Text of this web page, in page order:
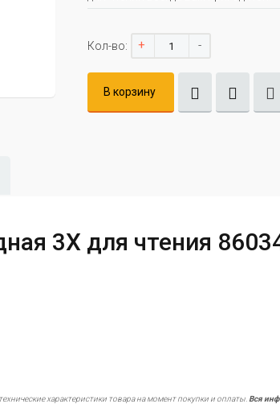
Кол-во: + -
В корзину
3Х для чтения
характеристики товара на момент покупки и оплаты. Вся